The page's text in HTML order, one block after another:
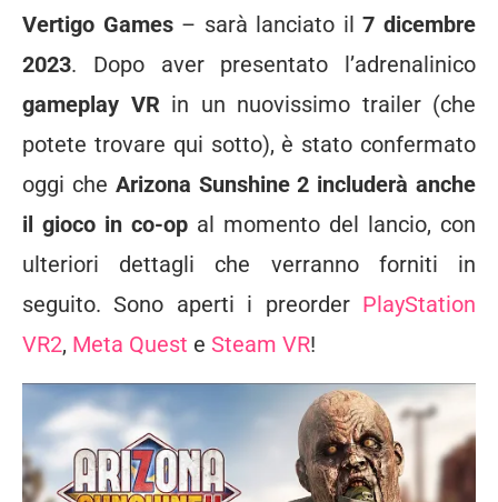
Vertigo Games– sarà lanciato il7 dicembre
2023. Dopo aver presentato l’adrenalinico
gameplay VRin un nuovissimo trailer (che
potete trovare qui sotto), è stato confermato
oggi che Arizona Sunshine 2 includerà anche
il gioco in co-op al momento del lancio, con
ulteriori dettagli che verranno forniti in
seguito. Sono aperti i preorder PlayStation
VR2, Meta Quest e Steam VR!